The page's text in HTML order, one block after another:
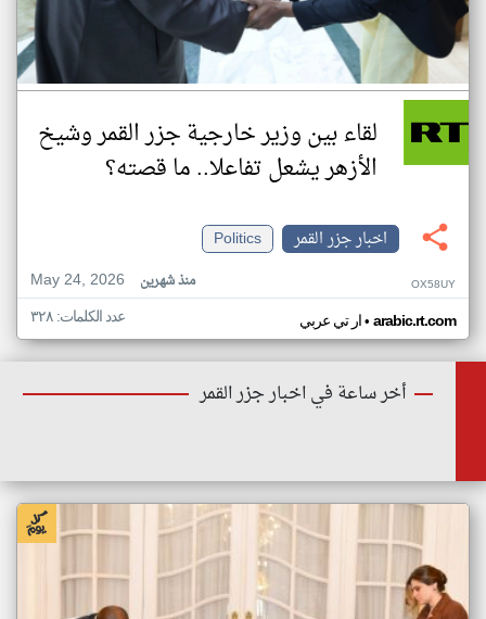
لقاء بين وزير خارجية جزر القمر وشيخ
الأزهر يشعل تفاعلا.. ما قصته؟
اخبار جزر القمر
Politics
May 24, 2026
منذ شهرين OX58UY
ار تي عربي• arabic.rt.com عدد الكلمات: ٣٢٨
أخر ساعة في اخبار جزر القمر